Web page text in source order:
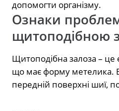
допомогти організму.
Ознаки
щитоподібною
Щитоподібна залоза –
що має форму метелика.
передній поверхні шиї,